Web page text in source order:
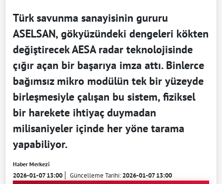
Türk savunma sanayisinin gururu
ASELSAN, gökyüzündeki dengeleri kökten
değiştirecek AESA radar teknolojisinde
çığır açan bir başarıya imza attı. Binlerce
bağımsız mikro modülün tek bir yüzeyde
birleşmesiyle çalışan bu sistem, fiziksel
bir harekete ihtiyaç duymadan
milisaniyeler içinde her yöne tarama
yapabiliyor.
Haber Merkezi
2026-01-07 13:00 Güncelleme Tarihi:2026-01-07 13:00